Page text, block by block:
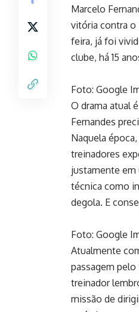
Marcelo
vitória contra o
feira, já foi
clube, há 15
Foto: Google
O drama atual
Fernandes
Naquela
treinadores
justamente em
técnica como
degola. E
Foto: Google
Atualmente
passagem pelo
treinador
missão de